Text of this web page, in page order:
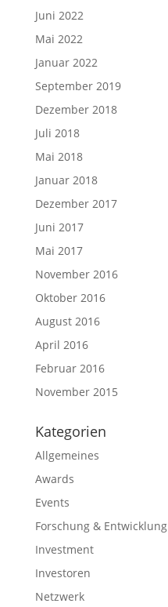
Juni 2022
Mai 2022
Januar 2022
September 2019
Dezember 2018
Juli 2018
Mai 2018
Januar 2018
Dezember 2017
Juni 2017
Mai 2017
November 2016
Oktober 2016
August 2016
April 2016
Februar 2016
November 2015
Kategorien
Allgemeines
Awards
Events
Forschung & Entwicklung
Investment
Investoren
Netzwerk